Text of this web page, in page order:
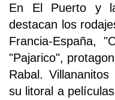
En El Puerto y
destacan los
Francia-España,
"Pajarico",
Rabal.
su litoral a